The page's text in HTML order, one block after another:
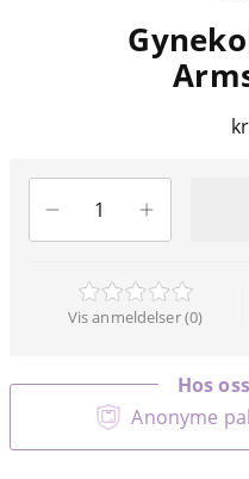
Vis anmeldelser (0)
Anonyme
Hos